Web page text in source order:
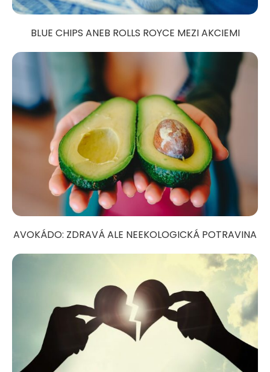
BLUE CHIPS ANEB ROLLS ROYCE MEZI AKCIEMI
AVOKÁDO: ZDRAVÁ ALE NEEKOLOGICKÁ POTRAVINA